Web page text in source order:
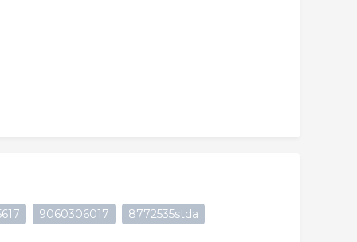
9060306017 8772535stda